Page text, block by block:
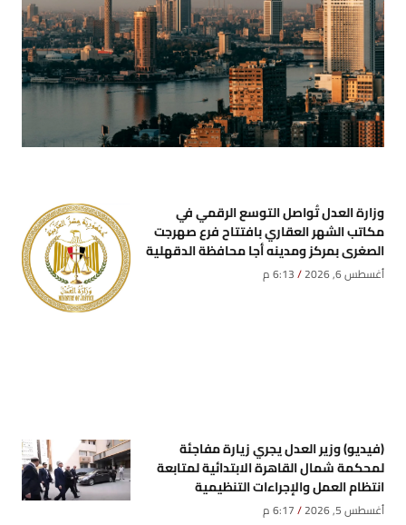
وزارة العدل تُواصل التوسع الرقمي في
مكاتب الشهر العقاري بافتتاح فرع صهرجت
الصغرى بمركز ومدينه أجا محافظة الدقهلية
أغسطس 6, 2026
(فيديو) وزير العدل يجري زيارة مفاجئة
لمحكمة شمال القاهرة الابتدائية لمتابعة
انتظام العمل والإجراءات التنظيمية
أغسطس 5, 2026